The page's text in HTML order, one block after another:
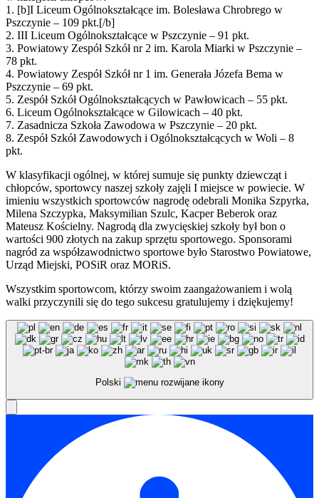
1. [b]I Liceum Ogólnokształcące im. Bolesława Chrobrego w
Pszczynie – 109 pkt.[/b]
2. III Liceum Ogólnokształcące w Pszczynie – 91 pkt.
3. Powiatowy Zespół Szkół nr 2 im. Karola Miarki w Pszczynie –
78 pkt.
4. Powiatowy Zespół Szkół nr 1 im. Generała Józefa Bema w
Pszczynie – 69 pkt.
5. Zespół Szkół Ogólnokształcących w Pawłowicach – 55 pkt.
6. Liceum Ogólnokształcące w Gilowicach – 40 pkt.
7. Zasadnicza Szkoła Zawodowa w Pszczynie – 20 pkt.
8. Zespół Szkół Zawodowych i Ogólnokształcących w Woli – 8
pkt.
W klasyfikacji ogólnej, w której sumuje się punkty dziewcząt i
chłopców, sportowcy naszej szkoły zajęli I miejsce w powiecie. W
imieniu wszystkich sportowców nagrodę odebrali Monika Szpyrka,
Milena Szczypka, Maksymilian Szulc, Kacper Beberok oraz
Mateusz Kościelny. Nagrodą dla zwycięskiej szkoły był bon o
wartości 900 złotych na zakup sprzętu sportowego. Sponsorami
nagród za współzawodnictwo sportowe było Starostwo Powiatowe,
Urząd Miejski, POSiR oraz MORiS.
Wszystkim sportowcom, którzy swoim zaangażowaniem i wolą
walki przyczynili się do tego sukcesu gratulujemy i dziękujemy!
Polski